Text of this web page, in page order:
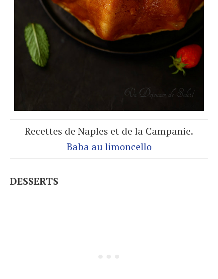
Recettes de Naples et de la Campanie.
Baba au limoncello
DESSERTS